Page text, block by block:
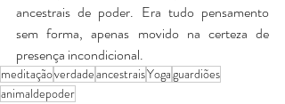
ancestrais de poder. Era tudo pensamento
sem forma, apenas movido na certeza de
presença incondicional.
meditaçãoverdadeancestraisYogaguardiões
animaldepoder